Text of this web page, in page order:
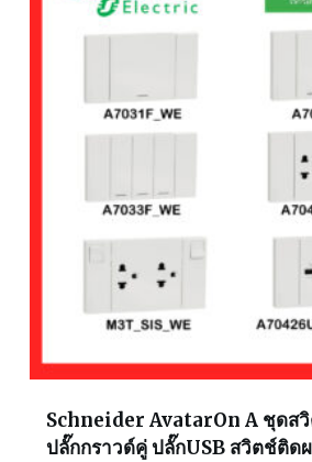
Schneider AvatarOn A ชุดส
ปลั๊กกราวด์คู่ ปลั๊กUSB สวิตช์ติด